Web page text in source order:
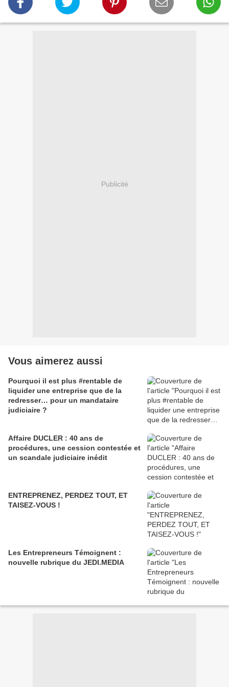
Publicité
Vous aimerez aussi
Pourquoi il est plus #rentable de
liquider une entreprise que de la
redresser… pour un mandataire
judiciaire ?
Affaire DUCLER : 40 ans de
procédures, une cession contestée et
un scandale judiciaire inédit
ENTREPRENEZ, PERDEZ TOUT, ET
TAISEZ-VOUS !
Les Entrepreneurs Témoignent :
nouvelle rubrique du JEDI.MEDIA